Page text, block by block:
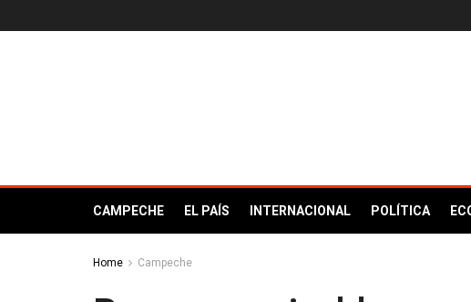
CAMPECHE EL PAÍS INTERNACIONAL POLÍTICA
Home Campeche